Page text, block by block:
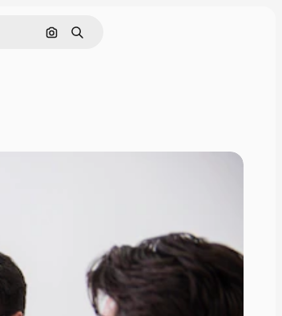
Nach Bild suchen
Suchen